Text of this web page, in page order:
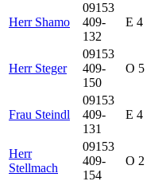
Herr Shamo
09153
409-
132
E 4
Herr Steger
09153
409-
150
O 5
Frau Steindl
09153
409-
131
E 4
Herr
Stellmach
09153
409-
154
O 2